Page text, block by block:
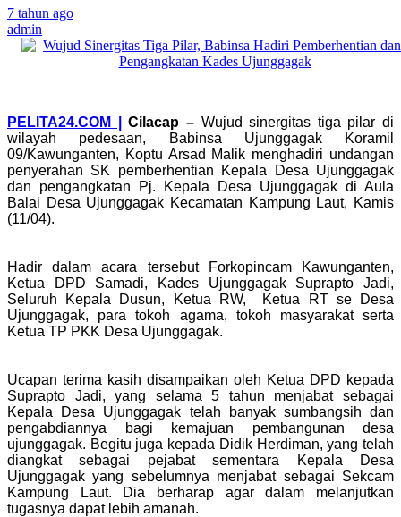
7 tahun ago
admin
PELITA24.COM | Cilacap – Wujud sinergitas tiga pilar di
wilayah pedesaan, Babinsa Ujunggagak Koramil
09/Kawunganten, Koptu Arsad Malik menghadiri undangan
penyerahan SK pemberhentian Kepala Desa Ujunggagak
dan pengangkatan Pj. Kepala Desa Ujunggagak di Aula
Balai Desa Ujunggagak Kecamatan Kampung Laut, Kamis
(11/04).
Hadir dalam acara tersebut Forkopincam Kawunganten,
Ketua DPD Samadi, Kades Ujunggagak Suprapto Jadi,
Seluruh Kepala Dusun, Ketua RW, Ketua RT se Desa
Ujunggagak, para tokoh agama, tokoh masyarakat serta
Ketua TP PKK Desa Ujunggagak.
Ucapan terima kasih disampaikan oleh Ketua DPD kepada
Suprapto Jadi, yang selama 5 tahun menjabat sebagai
Kepala Desa Ujunggagak telah banyak sumbangsih dan
pengabdiannya bagi kemajuan pembangunan desa
ujunggagak. Begitu juga kepada Didik Herdiman, yang telah
diangkat sebagai pejabat sementara Kepala Desa
Ujunggagak yang sebelumnya menjabat sebagai Sekcam
Kampung Laut. Dia berharap agar dalam melanjutkan
tugasnya dapat lebih amanah.